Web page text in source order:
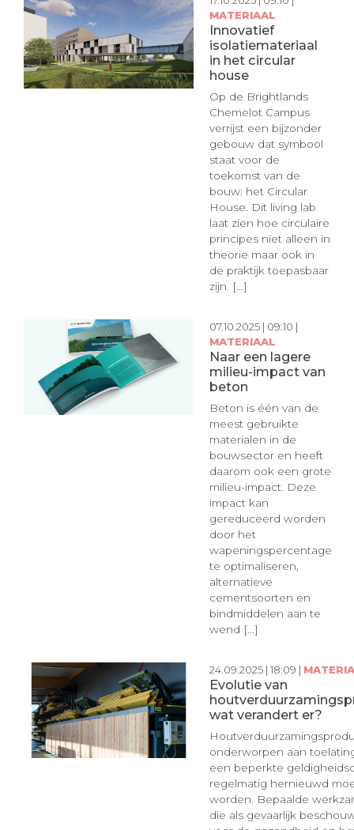
MATERIAAL
Innovatief
isolatiemateriaal
in het circular
house
Op de Brightlands
Chemelot Campus
verrijst een bijzonder
gebouw dat symbool
staat voor de
toekomst van de
bouw: het Circular
House. Dit living lab
laat zien hoe circulaire
principes niet alleen in
theorie maar ook in
de praktijk toepasbaar
zijn. [...]
07.10.2025 | 09:10 |
MATERIAAL
Naar een lagere
milieu-impact van
beton
Beton is één van de
meest gebruikte
materialen in de
bouwsector en heeft
daarom ook een grote
milieu-impact. Deze
impact kan
gereduceerd worden
door het
wapeningspercentage
te optimaliseren,
alternatieve
cementsoorten en
bindmiddelen aan te
wend [...]
24.09.2025 | 18:09 |
Evolutie van
wat verandert er?
onderworpen aan
een beperkte
regelmatig hernieuwd
worden. Bepaalde
die als gevaarlijk